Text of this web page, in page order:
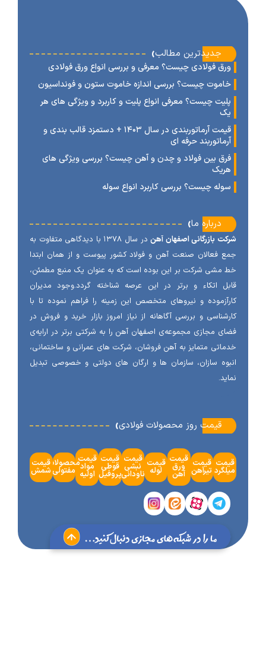
‹جدیدترین مطالب
فولادی چیست؟ معرفی و بررسی انواع ورق فولادی
چیست؟ بررسی اندازه خاموت ستون و فونداسیون
چیست؟ معرفی انواع پلیت و کاربرد و ویژگی های هر
قیمت آرماتوربندی در سال ۱۴۰۳ + دستمزد قالب بندی و
حرفه ای
بین فولاد و چدن و آهن چیست؟ بررسی ویژگی های
چیست؟ بررسی کاربرد انواع سوله
درباره ما
بازرگانی اصفهان آهن
در سال ۱۳۷۸ با دیدگاهی متفاوت به
فعالان صنعت آهن و فولاد کشور پیوست و از همان ابتدا
مشی شرکت بر این بوده است که به عنوان یک منبع مطمئن،
اتکاء و برتر در این عرصه شناخته گردد.وجود مدیران
و نیروهای متخصص این زمینه را فراهم نموده تا با
و بررسی آگاهانه از نیاز امروز بازار خرید و فروش در
مجازی مجموعه‌ی اصفهان آهن را به شرکتی برتر در ارایه‌ی
متمایز به آهن فروشان، شرکت های عمرانی و ساختمانی،
سازان، سازمان ها و ارگان های دولتی و خصوصی تبدیل
‹قیمت روز محصولات فولادی
قیمت
تیرآهن
قیمت
ورق
آهن
قیمت
لوله
قیمت
نبشی
ناودانی
قیمت
قوطی
پروفیل
قیمت
مواد
اولیه
محصولات
مفتولی
قیمت
شمش